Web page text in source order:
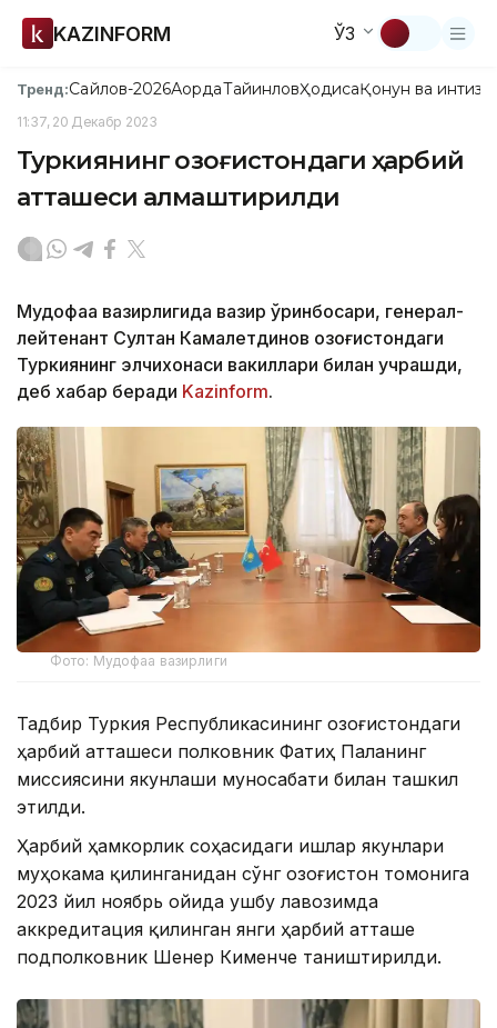
KAZINFORM ЎЗ
Тренд:Сайлов-2026АқордаТайинловҲодисаҚонун ва
11:37, 20 Декабр 2023
Туркиянинг Қозоғистондаги ҳарбий
атташеси алмаштирилди
Мудофаа вазирлигида вазир ўринбосари, генерал-
лейтенант Султан Камалетдинов Қозоғистондаги
Туркиянинг элчихонаси вакиллари билан учрашди,
деб хабар беради Kazinform.
Фото: Мудофаа вазирлиги
Тадбир Туркия Республикасининг Қозоғистондаги
ҳарбий атташеси полковник Фатиҳ Паланинг
миссиясини якунлаши муносабати билан ташкил
этилди.
Ҳарбий ҳамкорлик соҳасидаги ишлар якунлари
муҳокама қилинганидан сўнг Қозоғистон томонига
2023 йил ноябрь ойида ушбу лавозимда
аккредитация қилинган янги ҳарбий атташе
подполковник Шенер Кименче таништирилди.